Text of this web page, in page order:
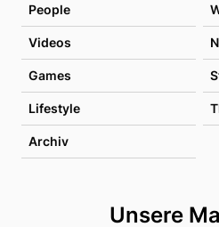
People
Videos
Games
Lifestyle
Archiv
Unsere